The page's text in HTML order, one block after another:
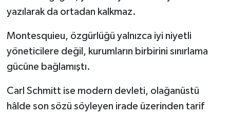
yazılarak da ortadan kalkmaz.
Montesquieu, özgürlüğü yalnızca iyi niyetli
yöneticilere değil, kurumların birbirini sınırlama
gücüne bağlamıştı.
Carl Schmitt ise modern devleti, olağanüstü
hâlde son sözü söyleyen irade üzerinden tarif